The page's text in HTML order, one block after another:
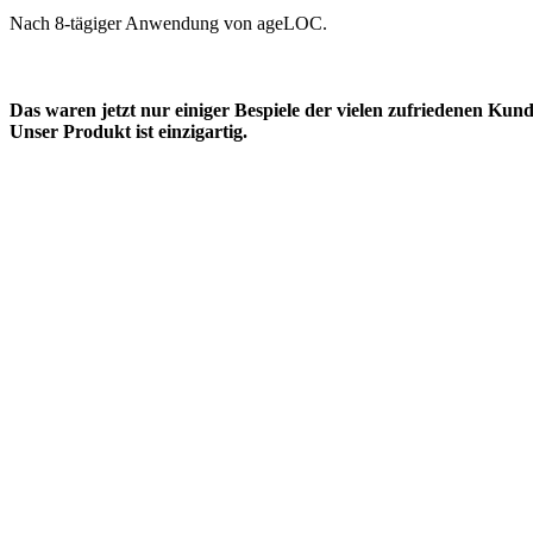
Nach 8-tägiger Anwendung von ageLOC.
Das waren jetzt nur einiger Bespiele der vielen zufriedenen
Unser Produkt ist einzigartig.